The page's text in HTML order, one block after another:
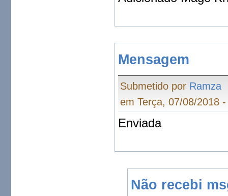
Mensagem
Submetido por Ramza
em Terça, 07/08/2018
Enviada
Não recebi